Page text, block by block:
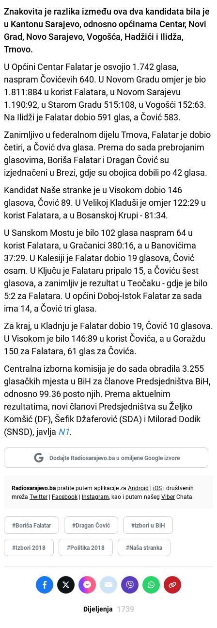
Znakovita je razlika između ova dva kandidata bila je
u Kantonu Sarajevo, odnosno općinama Centar, Novi
Grad, Novo Sarajevo, Vogošća, Hadžići i Ilidža,
Trnovo.
U Općini Centar Falatar je osvojio 1.742 glasa,
naspram Čovićevih 640. U Novom Gradu omjer je bio
1.811:884 u korist Falatara, u Novom Sarajevu
1.190:92, u Starom Gradu 515:108, u Vogošći 152:63.
Na Ilidži je Falatar dobio 591 glas, a Čović 583.
Zanimljivo u federalnom dijelu Trnova, Falatar je dobio
četiri, a Čović dva glasa. Prema do sada prebrojanim
glasovima, Boriša Falatar i Dragan Čović su
izjednačeni u Brezi, gdje su obojica dobili po 42 glasa.
Kandidat Naše stranke je u Visokom dobio 146
glasova, Čović 89. U Velikoj Kladuši je omjer 122:29 u
korist Falatara, a u Bosanskoj Krupi - 81:34.
U Sanskom Mostu je bilo 102 glasa naspram 64 u
korist Falatara, u Gračanici 380:16, a u Banovićima
37:29. U Kalesiji je Falatar dobio 19 glasova, Čović
osam. U Ključu je Falataru pripalo 15, a Čoviću šest
glasova, a zanimljiv je rezultat u Teočaku - gdje je bilo
5:2 za Falatara. U općini Doboj-Istok Falatar za sada
ima 14, a Čović tri glasa.
Za kraj, u Kladnju je Falatar dobio 19, Čović 10 glasova.
U Visokom je bilo 146:89 u korist Čovića, a u Goraždu
150 za Falatara, 61 glas za Čovića.
Centralna izborna komisija je do sada obradila 3.255
glasačkih mjesta u BiH za članove Predsjedništva BiH,
odnosno 99.36 posto njih. Prema aktuelnim
rezultatima, novi članovi Predsjedništva su Željko
Komšić (DF), Šefik Džaferović (SDA) i Milorad Dodik
(SNSD), javlja N1.
Dodajte Radiosarajevo.ba u omiljene Google izvore
Radiosarajevo.bapratite putem aplikacije za Android | iOS i društvenih
mreža Twitter | Facebook | Instagram, kao i putem našeg ViberChata.
#Boriša Falatar #Dragan Čović #izbori u BiH
#Izbori 2018 #Politika 2018 #Naša stranka
Dijeljenja 1739